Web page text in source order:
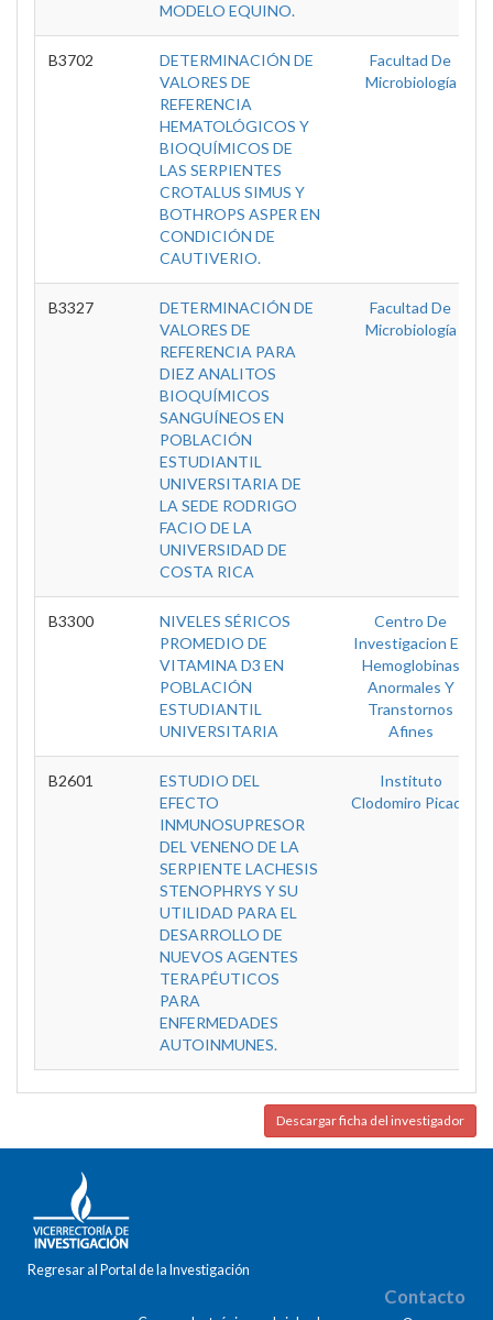
MODELO EQUINO.
B3702
DETERMINACIÓN DE
VALORES DE
REFERENCIA
HEMATOLÓGICOS Y
BIOQUÍMICOS DE
LAS SERPIENTES
CROTALUS SIMUS Y
BOTHROPS ASPER EN
CONDICIÓN DE
CAUTIVERIO.
Facultad De
Microbiología
B3327
DETERMINACIÓN DE
VALORES DE
REFERENCIA PARA
DIEZ ANALITOS
BIOQUÍMICOS
SANGUÍNEOS EN
POBLACIÓN
ESTUDIANTIL
UNIVERSITARIA DE
LA SEDE RODRIGO
FACIO DE LA
UNIVERSIDAD DE
COSTA RICA
Facultad De
Microbiología
B3300
NIVELES SÉRICOS
PROMEDIO DE
VITAMINA D3 EN
POBLACIÓN
ESTUDIANTIL
UNIVERSITARIA
Centro De
Investigacion En
Hemoglobinas
Anormales Y
Transtornos
Afines
B2601
ESTUDIO DEL
EFECTO
INMUNOSUPRESOR
DEL VENENO DE LA
SERPIENTE LACHESIS
STENOPHRYS Y SU
UTILIDAD PARA EL
DESARROLLO DE
NUEVOS AGENTES
TERAPÉUTICOS
PARA
ENFERMEDADES
AUTOINMUNES.
Instituto
Clodomiro Picado
Descargar ficha del investigador
Regresar al Portal de la Investigación
Contacto